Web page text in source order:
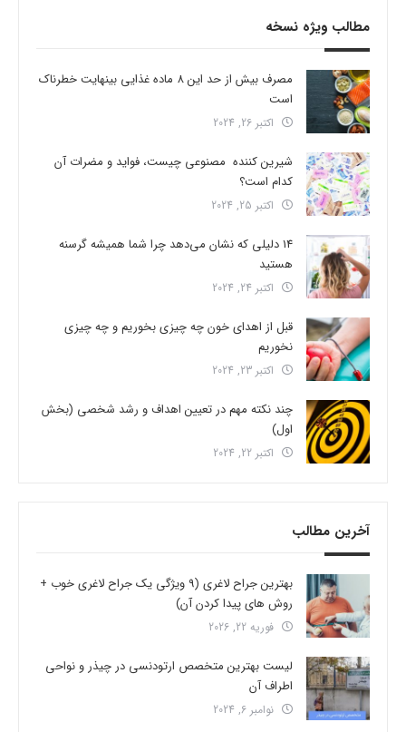
مطالب ویژه نسخه
مصرف بیش از حد این 8 ماده غذایی بینهایت خطرناک
است
اکتبر 26, 2024
شیرین کننده مصنوعی چیست، فواید و مضرات آن
کدام است؟
اکتبر 25, 2024
14 دلیلی که نشان می‌دهد چرا شما همیشه گرسنه
هستید
اکتبر 24, 2024
قبل از اهدای خون چه چیزی بخوریم و چه چیزی
نخوریم
اکتبر 23, 2024
چند نکته مهم در تعیین اهداف و رشد شخصی (بخش
اول)
اکتبر 22, 2024
آخرین مطالب
بهترین جراح لاغری (9 ویژگی یک جراح لاغری خوب +
روش های پیدا کردن آن)
فوریه 22, 2026
لیست بهترین متخصص ارتودنسی در چیذر و نواحی
اطراف آن
نوامبر 6, 2024